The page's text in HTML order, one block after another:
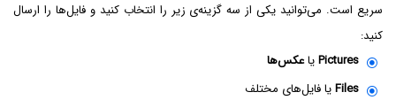
سریع است. می‌توانید یکی از سه گزینه‌ی زیر را انتخاب کنید و فایل‌ها را ارسال
کنید:
Picturesیاعکس‌ها
Filesیا فایل‌های مختلف